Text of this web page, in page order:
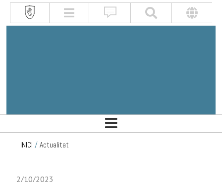
INICI / Actualitat
2/10/2023